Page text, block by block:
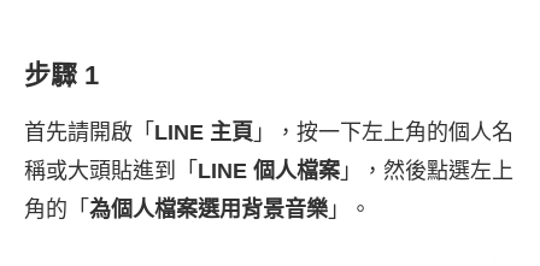
步驟 1
首先請開啟「 LINE 主頁 」，按一下左上角的個人名
稱或大頭貼進到「 LINE 個人檔案 」，然後點選左上
角的「 為個人檔案選用背景音樂 」。